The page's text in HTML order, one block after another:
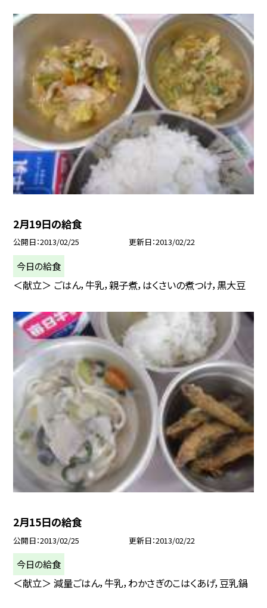
2月19日の給食
公開日 2013/02/25 更新日 2013/02/22
今日の給食
＜献立＞ ごはん，牛乳，親子煮，はくさいの煮つけ，黒大豆
2月15日の給食
公開日 2013/02/25 更新日 2013/02/22
今日の給食
＜献立＞ 減量ごはん，牛乳，わかさぎのこはくあげ，豆乳鍋